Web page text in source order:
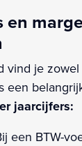
en
vind je
een
jaarcijfers:
een BTW-